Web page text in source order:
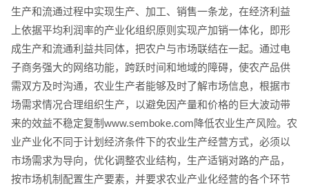
生产和流通过程中实现生产、加工、销售一条龙，在经济利益
上依据平均利润率的产业化组织原则实现产加销一体化，即形
成生产和流通利益共同体，把农户与市场联结在一起。通过电
子商务强大的网络功能，跨跃时间和地域的障碍，使农产品供
需双方及时沟通，农业生产者能够及时了解市场信息，根据市
场需求情况合理组织生产，以避免因产量和价格的巨大波动带
来的效益不稳定复制www.semboke.com降低农业生产风险。农
业产业化不同于计划经济条件下的农业生产经营方式，必须以
市场需求为导向，优化调整农业结构，生产适销对路的产品，
按市场机制配置生产要素，并要求农业产业化经营的各个环节